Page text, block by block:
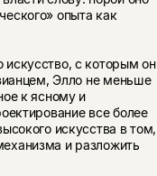
опыта как
с которым он
Элло не меньше
к ясному и
все более
искусства в том,
и разложить